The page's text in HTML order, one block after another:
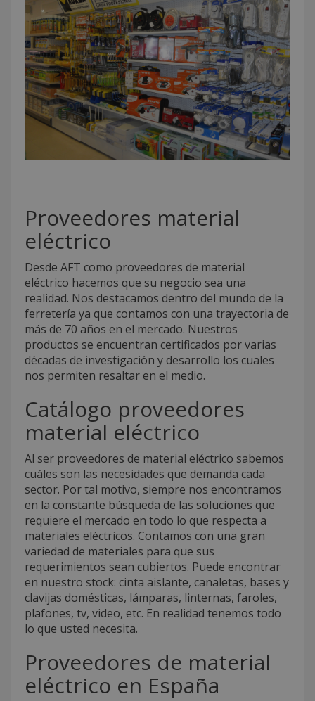
Proveedores material
eléctrico
Desde AFT como proveedores de material
eléctrico hacemos que su negocio sea una
realidad. Nos destacamos dentro del mundo de la
ferretería ya que contamos con una trayectoria de
más de 70 años en el mercado. Nuestros
productos se encuentran certificados por varias
décadas de investigación y desarrollo los cuales
nos permiten resaltar en el medio.
Catálogo proveedores
material eléctrico
Al ser proveedores de material eléctrico sabemos
cuáles son las necesidades que demanda cada
sector. Por tal motivo, siempre nos encontramos
en la constante búsqueda de las soluciones que
requiere el mercado en todo lo que respecta a
materiales eléctricos. Contamos con una gran
variedad de materiales para que sus
requerimientos sean cubiertos. Puede encontrar
en nuestro stock: cinta aislante, canaletas, bases y
clavijas domésticas, lámparas, linternas, faroles,
plafones, tv, video, etc. En realidad tenemos todo
lo que usted necesita.
Proveedores de material
eléctrico en España